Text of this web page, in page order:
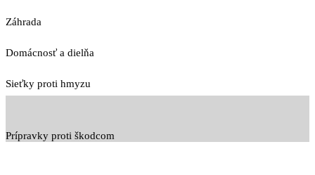
Záhrada
Domácnosť a dielňa
Sieťky proti hmyzu
Prípravky proti škodcom